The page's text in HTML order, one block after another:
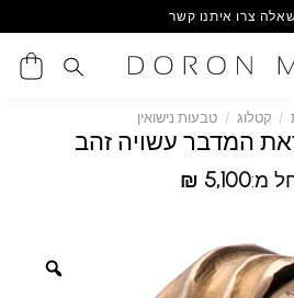
צרו איתנו קשר
/ קטלוג / טבעות נישואין
המדבר עשויה זהב
מ: ₪ 5,100